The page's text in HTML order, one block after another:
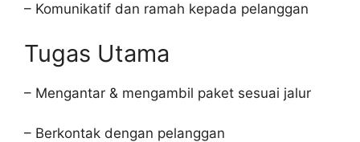
– Komunikatif dan ramah kepada pelanggan
Tugas Utama
– Mengantar & mengambil paket sesuai jalur
– Berkontak dengan pelanggan